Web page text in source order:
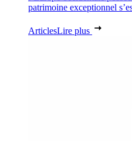
patrimoine exceptionnel
ArticlesLire plus